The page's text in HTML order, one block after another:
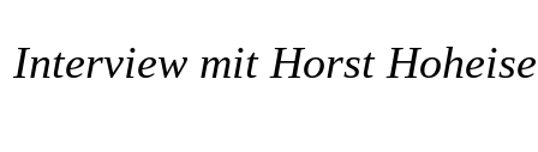
Interview mit Horst